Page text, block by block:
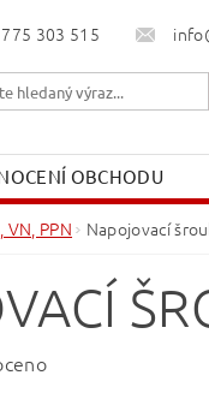
303 515
OBCHODU
MOJE
VN, PPN Napojovací